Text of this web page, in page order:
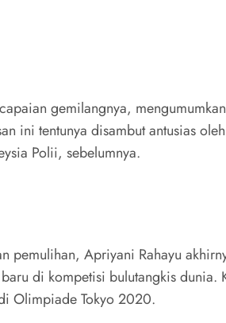
gemilangnya,
ini tentunya disambut antusias
Polii, sebelumnya.
Apriyani Rahayu
di kompetisi bulutangkis dunia.
Olimpiade Tokyo 2020.